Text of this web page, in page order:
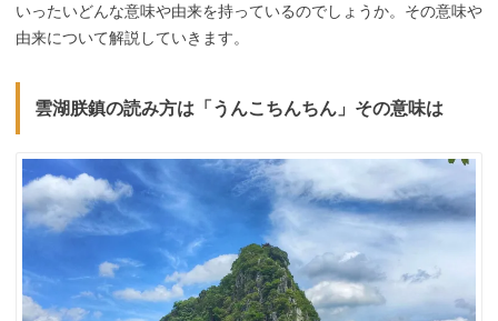
いったいどんな意味や由来を持っているのでしょうか。その意味や
由来について解説していきます。
雲湖朕鎮の読み方は「うんこちんちん」その意味は